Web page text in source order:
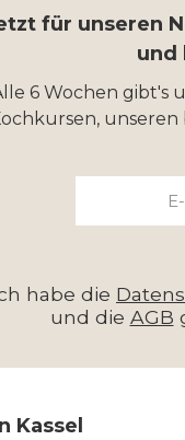
für unseren
und
6 Wochen gibt's
habe die
und die AGB
Kassel